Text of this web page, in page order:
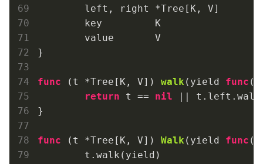
}
func (t *Tree[K, V]) walk (yield func
return t == nil ||
}
func (t *Tree[K, V]) Walk (yield func